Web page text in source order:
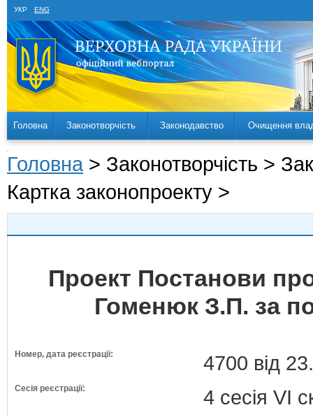
УКР ENG
Головна Законотворчість Законодавство Очищення
Головна > Законотворчість >
Картка законопроекту >
Проект Постанови
Гоменюк З.П. за
Номер, дата реєстрації: 4700 від
Сесія реєстрації: 4 сесія VI